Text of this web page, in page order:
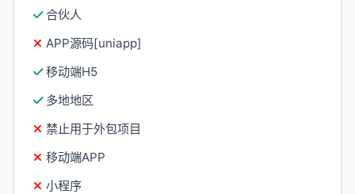
合伙人
APP源码[uniapp]
移动端H5
多地地区
禁止用于外包项目
移动端APP
小程序